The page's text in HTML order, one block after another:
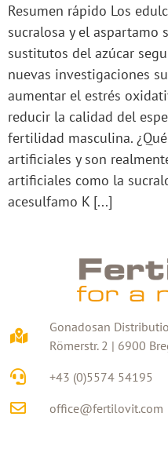
Resumen rápido Los
sucralosa y el aspartamo
sustitutos del azúcar
nuevas investigaciones
aumentar el estrés
reducir la calidad del
fertilidad masculina.
artificiales y son
artificiales como la
acesulfamo K [...]
Gonadosan
Römerstr. 2 | 6900
+43 (0)5574 54195
office@fertilovit.com